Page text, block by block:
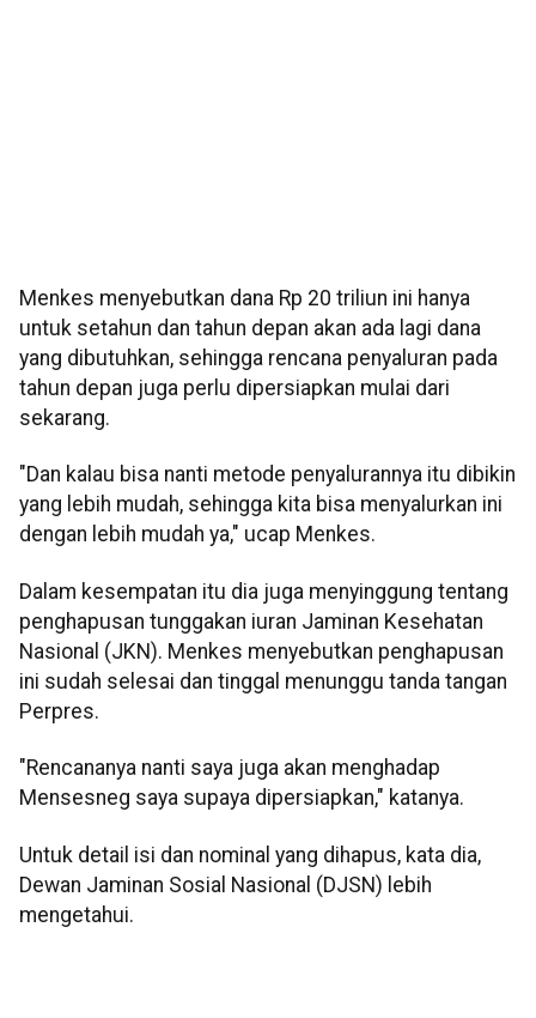
Menkes menyebutkan dana Rp 20 triliun ini hanya
untuk setahun dan tahun depan akan ada lagi dana
yang dibutuhkan, sehingga rencana penyaluran pada
tahun depan juga perlu dipersiapkan mulai dari
sekarang.
"Dan kalau bisa nanti metode penyalurannya itu dibikin
yang lebih mudah, sehingga kita bisa menyalurkan ini
dengan lebih mudah ya," ucap Menkes.
Dalam kesempatan itu dia juga menyinggung tentang
penghapusan tunggakan iuran Jaminan Kesehatan
Nasional (JKN). Menkes menyebutkan penghapusan
ini sudah selesai dan tinggal menunggu tanda tangan
Perpres.
"Rencananya nanti saya juga akan menghadap
Mensesneg saya supaya dipersiapkan," katanya.
Untuk detail isi dan nominal yang dihapus, kata dia,
Dewan Jaminan Sosial Nasional (DJSN) lebih
mengetahui.